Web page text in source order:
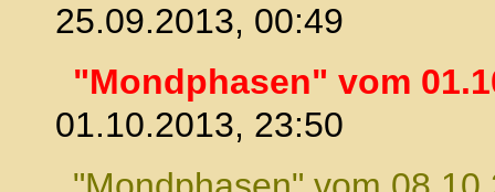
25.09.2013, 00:49
"Mondphasen" vom
01.10.2013, 23:50